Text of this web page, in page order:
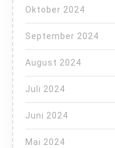
Oktober 2024
September 2024
August 2024
Juli 2024
Juni 2024
Mai 2024